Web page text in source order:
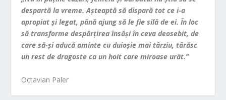
despartă la vreme. Aşteaptă să dispară tot ce i-a
apropiat şi legat, până ajung să le fie silă de ei. În loc
să transforme despărţirea însăşi în ceva deosebit, de
care să-şi aducă aminte cu duioşie mai târziu, târăsc
un rest de dragoste ca un hoit care miroase urât.”
Octavian Paler